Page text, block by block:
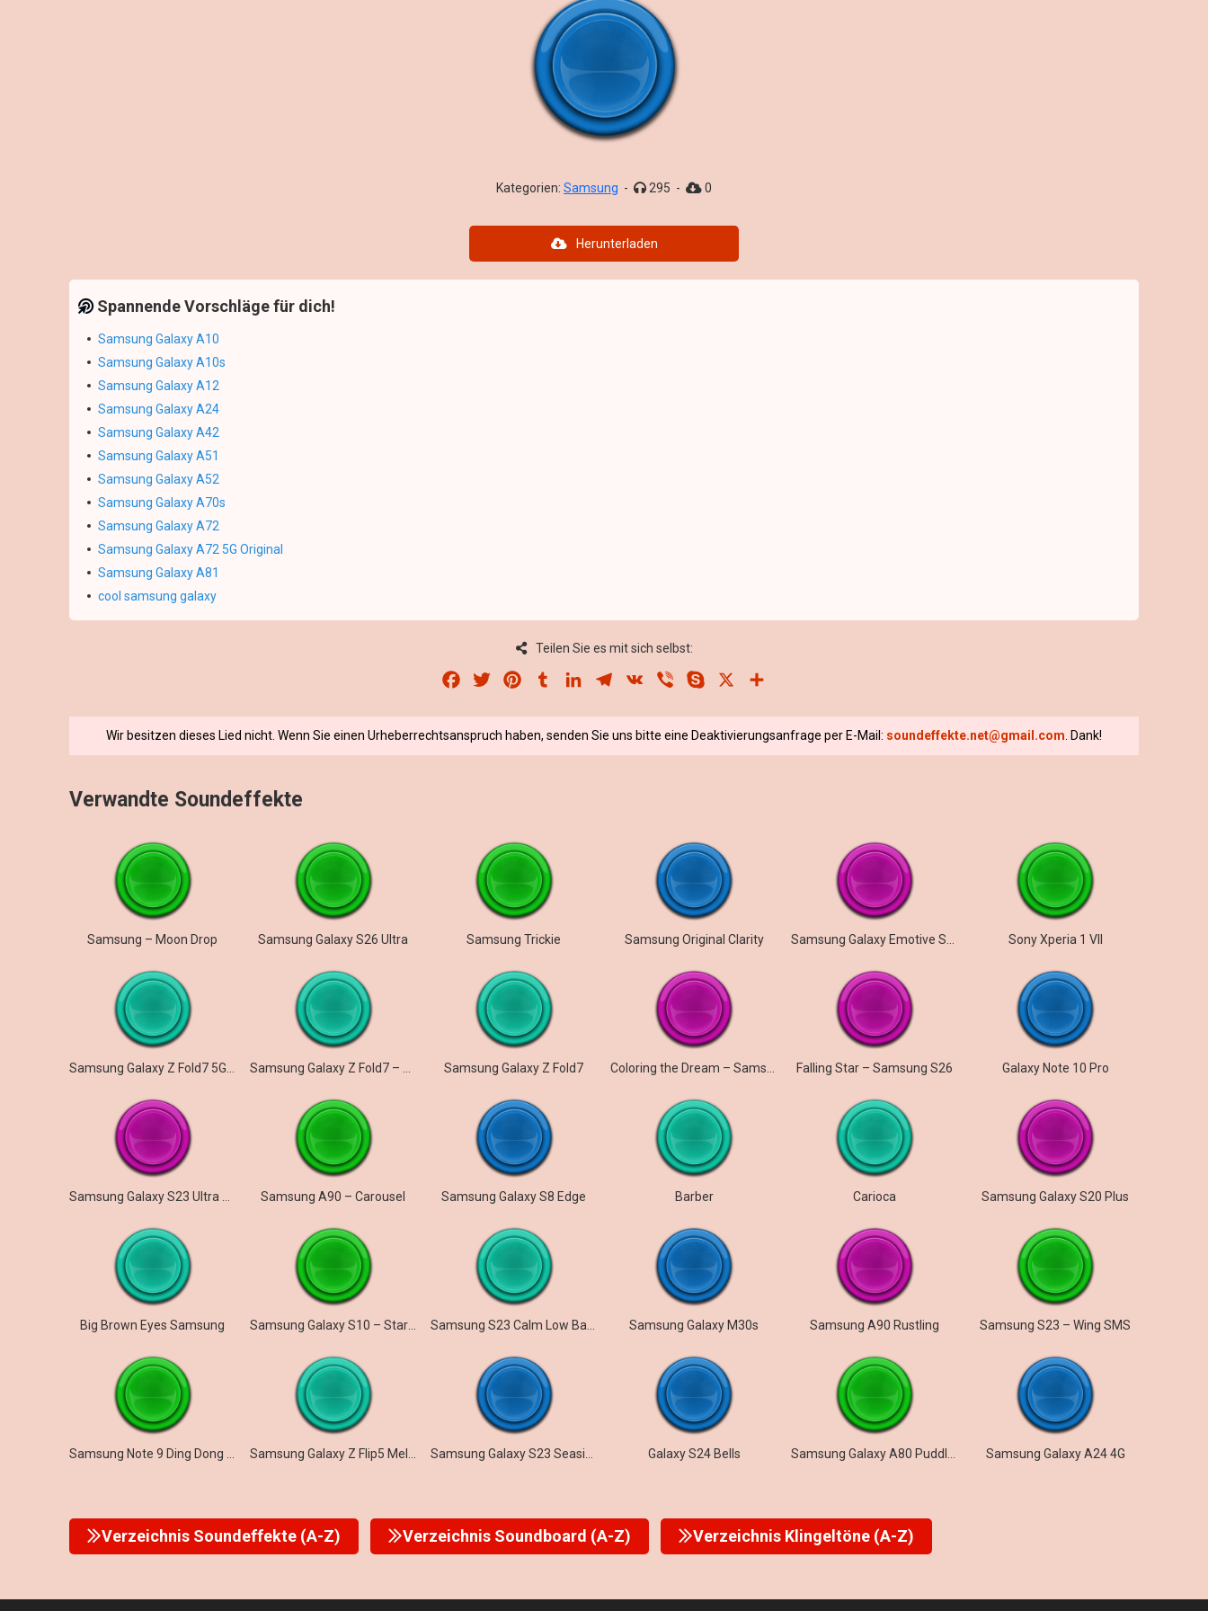
Kategorien: Samsung - 295 - 0
Herunterladen
Spannende Vorschläge für dich!
Samsung Galaxy A10
Samsung Galaxy A10s
Samsung Galaxy A12
Samsung Galaxy A24
Samsung Galaxy A42
Samsung Galaxy A51
Samsung Galaxy A52
Samsung Galaxy A70s
Samsung Galaxy A72
Samsung Galaxy A72 5G Original
Samsung Galaxy A81
cool samsung galaxy
Teilen Sie es mit sich selbst:
Facebook
Twitter PinterestTumblrLinkedInTelegram
VK Viber Skype
Wir besitzen dieses Lied nicht. Wenn Sie einen Urheberrechtsanspruch haben, senden Sie uns bitte eine Deaktivierungsanfrage per E-Mail: soundeffekte.net@gmail.com . Dank!
Verwandte Soundeffekte
Samsung – Moon Drop Samsung Galaxy S26 Ultra Samsung Trickie Samsung Original Clarity Sony Xperia 1 VII
Samsung Galaxy Z Fold7 Falling Star – Samsung S26 Galaxy Note 10 Pro
Samsung A90 – Carousel Samsung Galaxy S8 Edge Barber Carioca Samsung Galaxy S20 Plus
Big Brown Eyes Samsung Samsung Galaxy S10 – Starlite Samsung Galaxy M30s Samsung A90 Rustling Samsung S23 – Wing SMS
Galaxy S24 Bells Samsung Galaxy A24 4G
Verzeichnis Soundeffekte (A-Z) Verzeichnis Soundboard (A-Z) Verzeichnis Klingeltöne (A-Z)